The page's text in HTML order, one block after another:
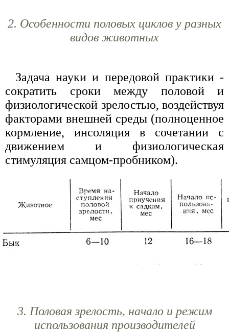
2. Особенности половых циклов у разных
видов животных
Задача науки и передовой практики -
сократить сроки между половой и
физиологической зрелостью, воздействуя
факторами внешней среды (полноценное
кормление, инсоляция в сочетании с
движением и физиологическая
стимуляция самцом-пробником).
3. Половая зрелость, начало и режим
использования производителей